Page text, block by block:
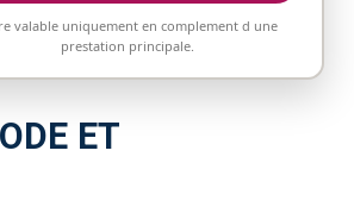
ET
valable uniquement en complement d une
prestation principale.